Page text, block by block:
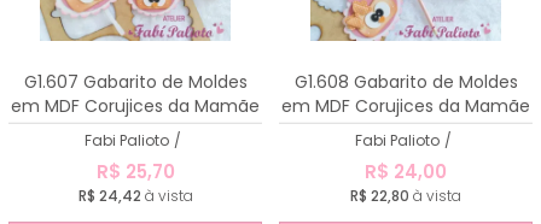
G1.607 Gabarito de Moldes
em MDF Corujices da Mamãe
- Marca Páginas
Fabi Palioto /
R$ 25,70
R$ 24,42 à vista
G1.608 Gabarito de Moldes
em MDF Corujices da Mamãe
- Chaveiro e Ponteira
Fabi Palioto /
R$ 24,00
R$ 22,80 à vista